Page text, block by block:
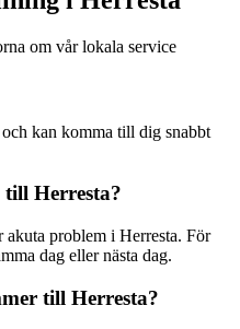
om vår lokala service
och kan komma till dig snabbt
till Herresta?
problem i Herresta. För
dag eller nästa dag.
till Herresta?